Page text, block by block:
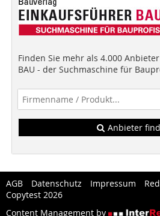
Finden Sie mehr als 4.000 Anbieter
BAU - der Suchmaschine für
Anbieter
AGB Datenschutz Impressum
Copytest 2026
Content Management by